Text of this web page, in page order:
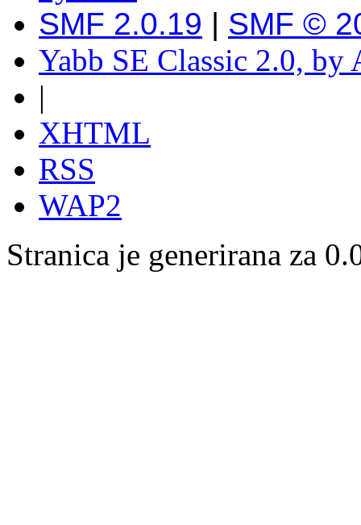
SMF 2.0.19 | SMF ©
Yabb SE Classic 2.0, by
|
XHTML
RSS
WAP2
Stranica je generirana za